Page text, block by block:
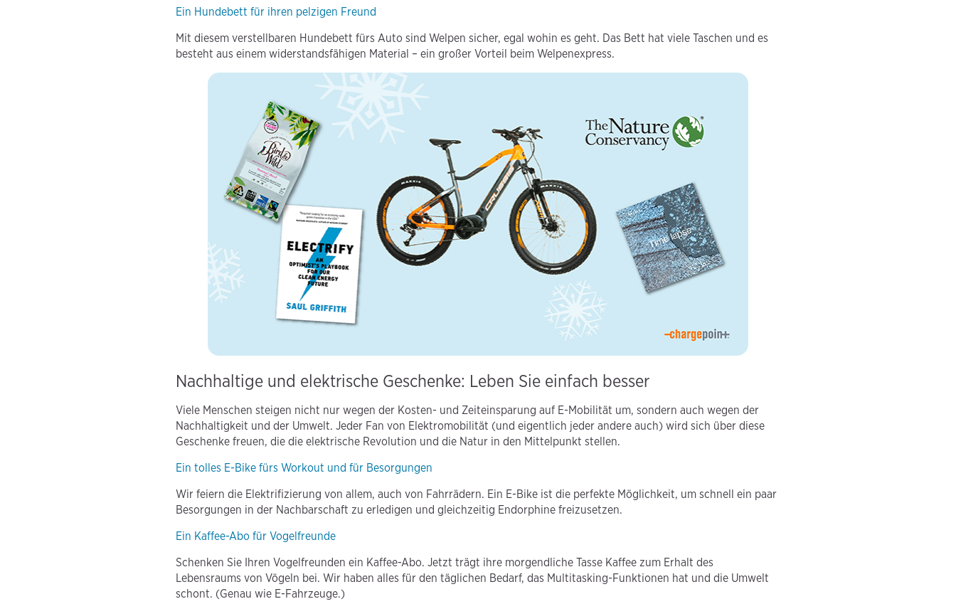
Ein Hundebett für ihren pelzigen Freund
Mit diesem verstellbaren Hundebett fürs Auto sind Welpen sicher, egal wohin es geht. Das Bett hat viele Taschen und es
besteht aus einem widerstandsfähigen Material – ein großer Vorteil beim Welpenexpress.
Nachhaltige und elektrische Geschenke: Leben Sie einfach besser
Viele Menschen steigen nicht nur wegen der Kosten- und Zeiteinsparung auf E-Mobilität um, sondern auch wegen der
Nachhaltigkeit und der Umwelt. Jeder Fan von Elektromobilität (und eigentlich jeder andere auch) wird sich über diese
Geschenke freuen, die die elektrische Revolution und die Natur in den Mittelpunkt stellen.
Ein tolles E-Bike fürs Workout und für Besorgungen
Wir feiern die Elektrifizierung von allem, auch von Fahrrädern. Ein E-Bike ist die perfekte Möglichkeit, um schnell ein paar
Besorgungen in der Nachbarschaft zu erledigen und gleichzeitig Endorphine freizusetzen.
Ein Kaffee-Abo für Vogelfreunde
Schenken Sie Ihren Vogelfreunden ein Kaffee-Abo. Jetzt trägt ihre morgendliche Tasse Kaffee zum Erhalt des
Lebensraums von Vögeln bei. Wir haben alles für den täglichen Bedarf, das Multitasking-Funktionen hat und die Umwelt
schont. (Genau wie E-Fahrzeuge.)